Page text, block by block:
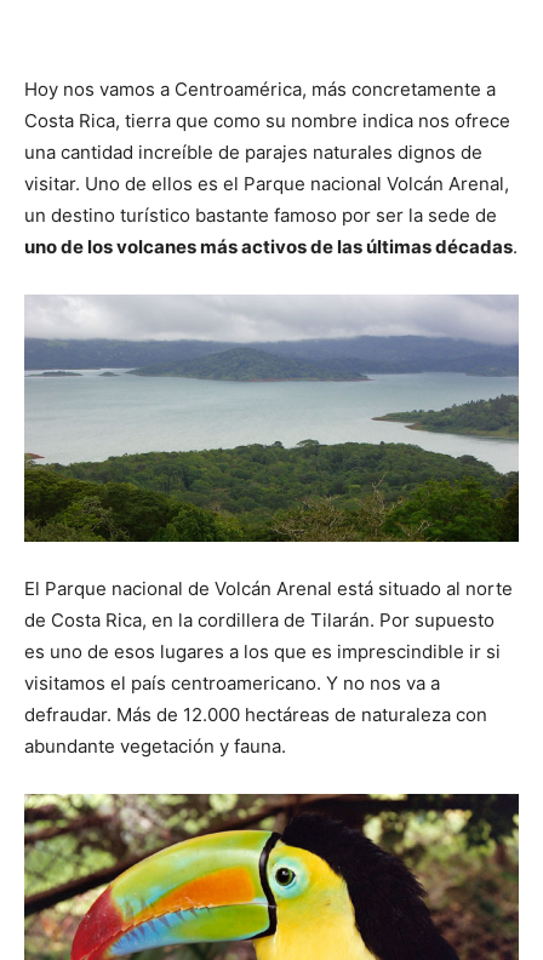
Hoy nos vamos a Centroamérica, más concretamente a
Costa Rica, tierra que como su nombre indica nos ofrece
una cantidad increíble de parajes naturales dignos de
visitar. Uno de ellos es el Parque nacional Volcán Arenal,
un destino turístico bastante famoso por ser la sede de
uno de los volcanes más activos de las últimas décadas.
El Parque nacional de Volcán Arenal está situado al norte
de Costa Rica, en la cordillera de Tilarán. Por supuesto
es uno de esos lugares a los que es imprescindible ir si
visitamos el país centroamericano. Y no nos va a
defraudar. Más de 12.000 hectáreas de naturaleza con
abundante vegetación y fauna.